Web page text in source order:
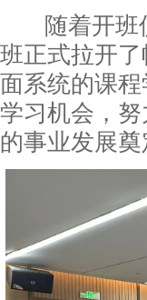
随着开班仪
班正式拉开
面系统的课
学习机会，
的事业发展奠